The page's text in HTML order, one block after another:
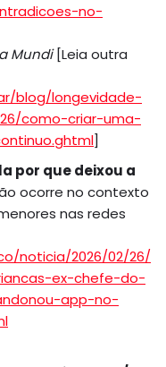
no-
Mundi [Leia outra
blog/longevidade-
como-criar-uma-
]
por que deixou a
ocorre no contexto
nas redes
noticia/2026/02/26/
ex-chefe-do-
app-no-